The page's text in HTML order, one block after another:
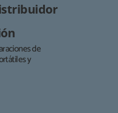
de
y